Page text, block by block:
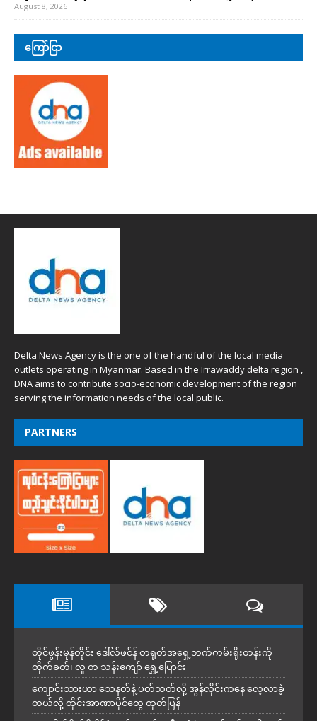
August 8, 2026
ကြော်ငြာ
Delta News Agency is the one of the handful of the local media
outlets operating in Myanmar. Based in the Irrawaddy delta region ,
DNA aims to contribute socio-economic development of the region
serving the information needs of the local public.
PARTNERS
တိုင်ဖွန်းမုန်တိုင်း ဒေါ်လ်ဖင်န် တရုတ်အရှေ့ဘက်ကမ်းရိုးတန်းကို
တိုက်ခတ်၊ လူ တ သန်းကျော် ရွှေ့ပြောင်း
ကျောင်းသားဟာ သေနတ်နဲ့ ပတ်သတ်လို့ အွန်လိုင်းကနေ လေ့လာခဲ့
တယ်လို့ ထိုင်းအာဏာပိုင်တွေ ထုတ်ပြန်